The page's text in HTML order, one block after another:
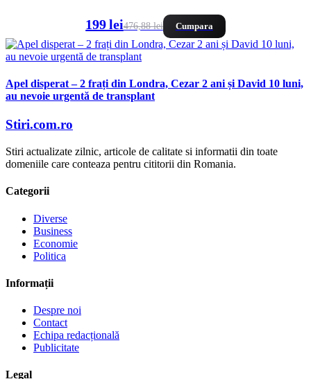
199 lei476,88 lei Cumpara
Apel disperat – 2 frați din Londra, Cezar 2 ani și David 10 luni,
au nevoie urgentă de transplant
Stiri.com.ro
Stiri actualizate zilnic, articole de calitate si informatii din toate
domeniile care conteaza pentru cititorii din Romania.
Categorii
Diverse
Business
Economie
Politica
Informații
Despre noi
Contact
Echipa redacțională
Publicitate
Legal